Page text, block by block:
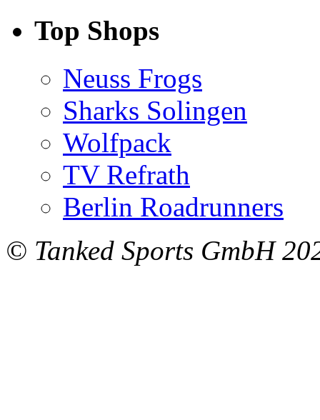
Top Shops
Neuss Frogs
Sharks Solingen
Wolfpack
TV Refrath
Berlin Roadrunners
© Tanked Sports GmbH